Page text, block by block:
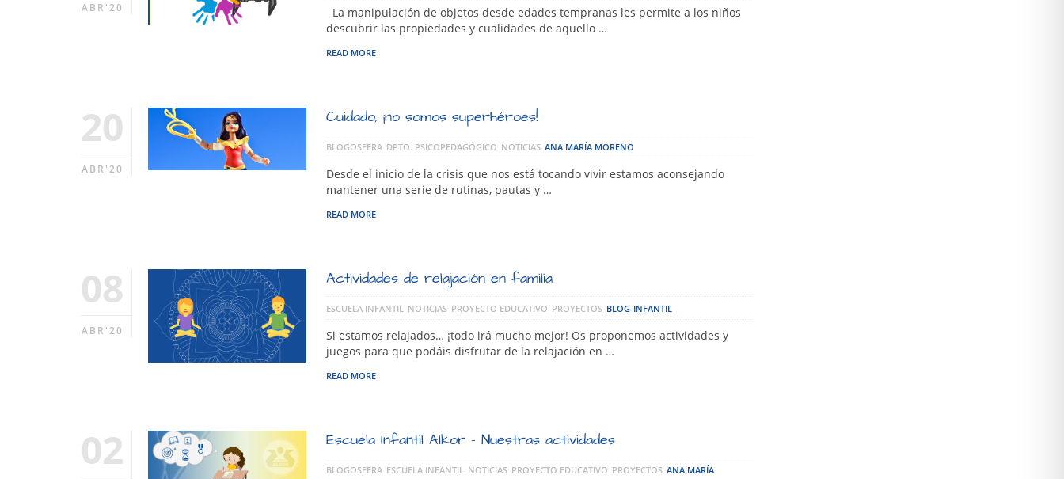
ABR'20
La manipulación de objetos desde edades tempranas les permite a los niños
descubrir las propiedades y cualidades de aquello …
READ MORE
20
ABR'20
Cuidado, ¡no somos superhéroes!
BLOGOSFERA DPTO. PSICOPEDAGÓGICO NOTICIAS ANA MARÍA MORENO
Desde el inicio de la crisis que nos está tocando vivir estamos aconsejando
mantener una serie de rutinas, pautas y …
READ MORE
08
ABR'20
Actividades de relajación en familia
ESCUELA INFANTIL NOTICIAS PROYECTO EDUCATIVO PROYECTOS BLOG-INFANTIL
Si estamos relajados… ¡todo irá mucho mejor! Os proponemos actividades y
juegos para que podáis disfrutar de la relajación en …
READ MORE
02 Escuela Infantil Alkor – Nuestras actividades
BLOGOSFERA ESCUELA INFANTIL NOTICIAS PROYECTO EDUCATIVO PROYECTOS ANA MARÍA